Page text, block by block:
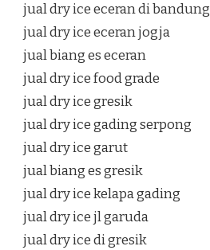
jual dry ice eceran di bandung
jual dry ice eceran jogja
jual biang es eceran
jual dry ice food grade
jual dry ice gresik
jual dry ice gading serpong
jual dry ice garut
jual biang es gresik
jual dry ice kelapa gading
jual dry ice jl garuda
jual dry ice di gresik